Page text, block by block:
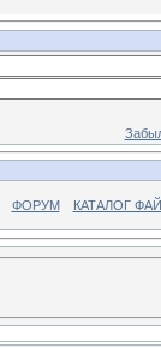
ФОРУМ КАТАЛОГ